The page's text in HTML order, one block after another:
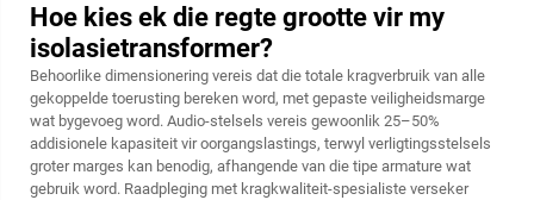
Hoe kies ek die regte grootte vir my
isolasietransformer?
Behoorlike dimensionering vereis dat die totale kragverbruik van alle
gekoppelde toerusting bereken word, met gepaste veiligheidsmarge
wat bygevoeg word. Audio-stelsels vereis gewoonlik 25–50%
addisionele kapasiteit vir oorgangslastings, terwyl verligtingsstelsels
groter marges kan benodig, afhangende van die tipe armature wat
gebruik word. Raadpleging met kragkwaliteit-spesialiste verseker